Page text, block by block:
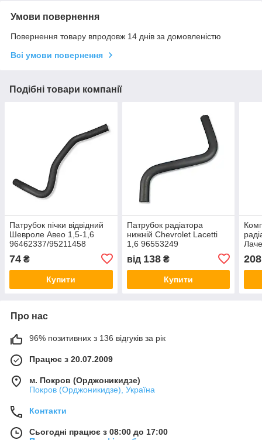
Умови повернення
Повернення товару впродовж 14 днів за домовленістю
Всі умови повернення
Подібні товари компанії
Патрубок пічки відвідний
Шевроле Авео 1,5-1,6
96462337/95211458
74 ₴
Купити
Патрубок радіатора
нижній Chevrolet Lacetti
1,6 96553249
від 138₴
Купити
208
Про нас
96% позитивних з 136 відгуків за рік
Працює з 20.07.2009
м. Покров (Орджоникидзе)
Покров (Орджоникидзе), Україна
Контакти
Сьогодні працює з 08:00 до 17:00